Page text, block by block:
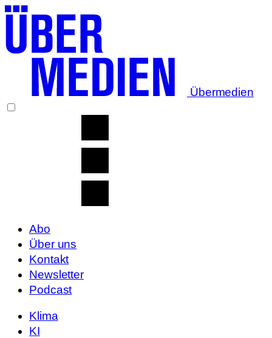
Übermedien
Abo
Über uns
Kontakt
Newsletter
Podcast
Klima
KI